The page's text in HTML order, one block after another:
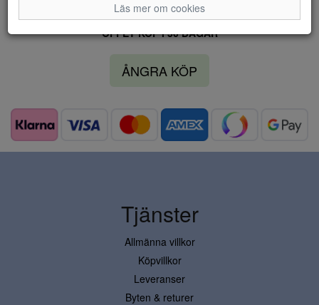
ÖPPET KÖP I 30 DAGAR
ÅNGRA KÖP
Läs mer om cookies
Tjänster
Allmänna villkor
Köpvillkor
Leveranser
Byten & returer